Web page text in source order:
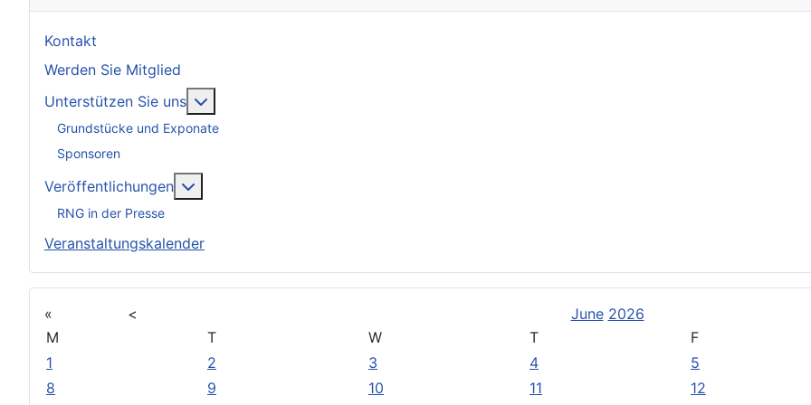
Kontakt
Werden Sie Mitglied
Unterstützen Sie uns
Grundstücke und Exponate
Sponsoren
Veröffentlichungen
RNG in der Presse
Veranstaltungskalender
« < June 2026
M
T W T F
1
2 3 4 5
8
9 10 11 12